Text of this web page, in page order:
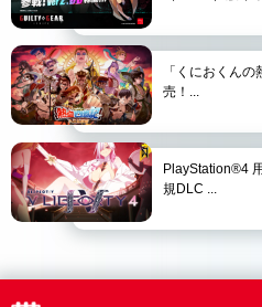
「くにおくん
売！...
PlayStation®4
規DLC ...